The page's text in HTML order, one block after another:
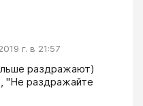
г. в 21:57
раздражают)
"Не раздражайте